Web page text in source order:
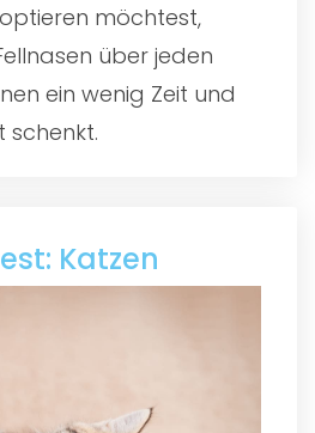
möchtest,
über jeden
ein wenig Zeit und
schenkt.
Katzen